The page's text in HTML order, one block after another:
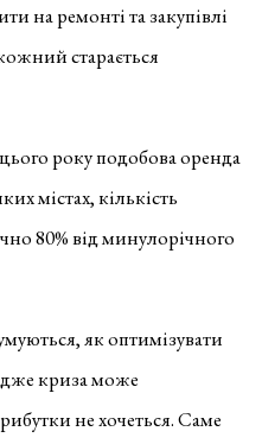
на ремонті та закупівлі
старається
року подобова оренда
містах, кількість
80% від минулорічного
як оптимізувати
криза може
не хочеться. Саме